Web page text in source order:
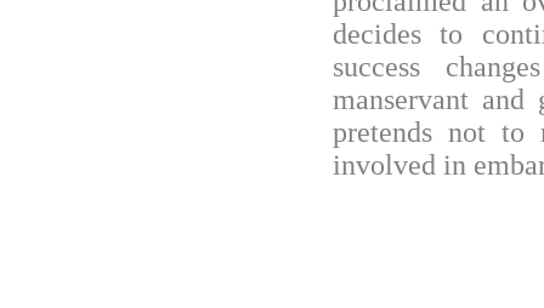
decides to
success
manservant
pretends not
involved in